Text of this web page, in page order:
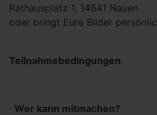
Rathausplatz 1, 14641 Nauen
oder bringt Eure Bilder
Teilnahmebedingungen
· Wer kann mitmachen?